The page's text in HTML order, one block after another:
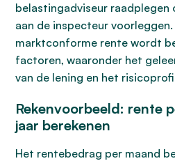
belastingadviseur raadplegen
aan de inspecteur
marktconforme rente wordt
factoren, waaronder het
van de lening en het
Rekenvoorbeeld: rente
jaar berekenen
Het rentebedrag per maand